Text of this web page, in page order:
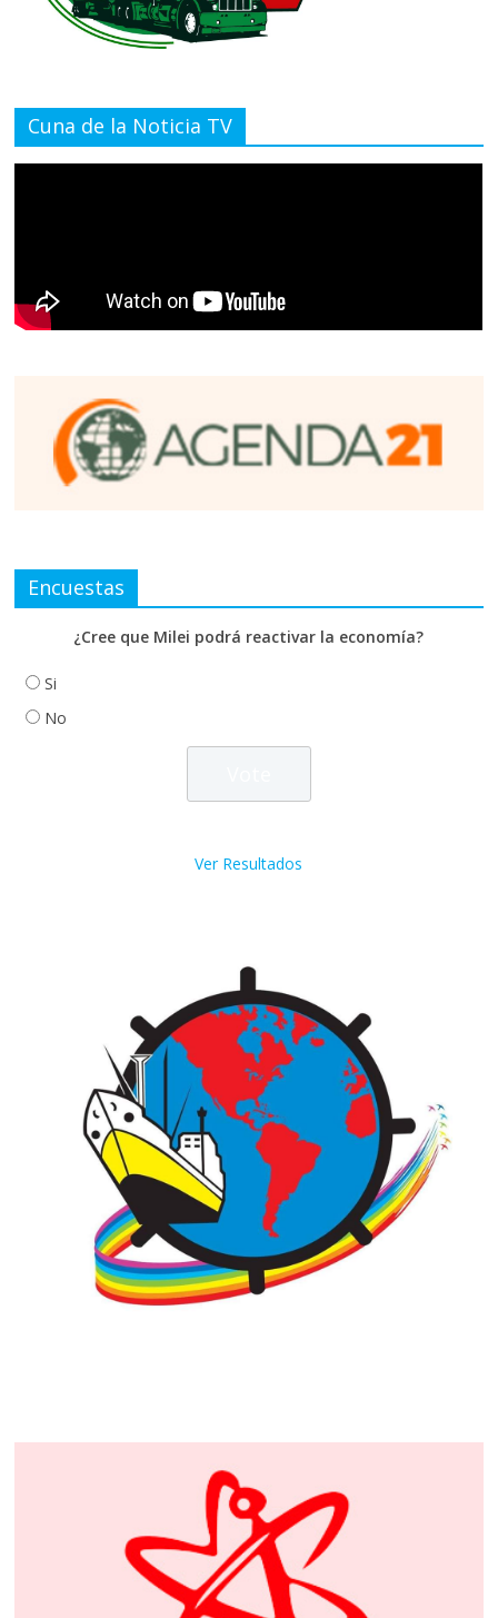
Cuna de la Noticia TV
Encuestas
¿Cree que Milei podrá reactivar la economía?
Si
No
Ver Resultados